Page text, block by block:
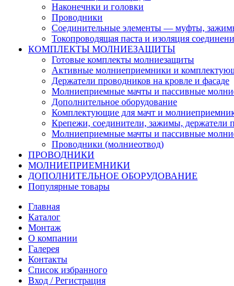
Наконечнки и головки
Проводники
Соединительные элементы — муфты,
Токопроводящая паста и изоляция
КОМПЛЕКТЫ МОЛНИЕЗАЩИТЫ
Готовые комплекты молниезащиты
Активные молниеприемники и
Держатели проводников на кровле и фасаде
Молниеприемные мачты и пассивные
Дополнительное оборудование
Комплектующие для мачт и
Крепежи, соединители, зажимы, держатели
Молниеприемные мачты и пассивные
Проводники (молниеотвод)
ПРОВОДНИКИ
МОЛНИЕПРИЕМНИКИ
ДОПОЛНИТЕЛЬНОЕ ОБОРУДОВАНИЕ
Популярные товары
Главная
Каталог
Монтаж
О компании
Галерея
Контакты
Список избранного
Вход / Регистрация